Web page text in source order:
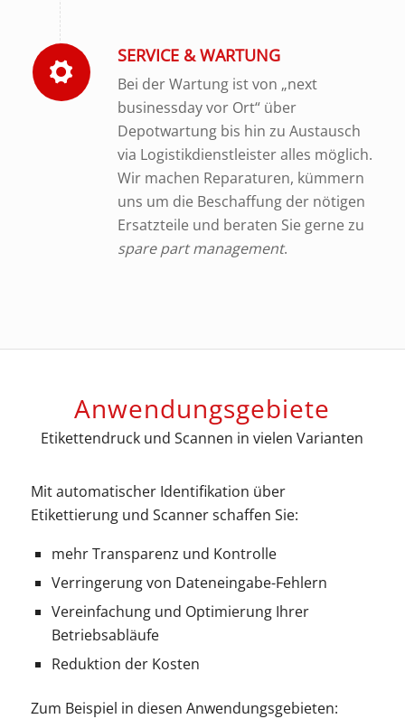
SERVICE & WARTUNG
Bei der Wartung ist von „next
businessday vor Ort“ über
Depotwartung bis hin zu Austausch
via Logistikdienstleister alles möglich.
Wir machen Reparaturen, kümmern
uns um die Beschaffung der nötigen
Ersatzteile und beraten Sie gerne zu
spare part management.
Anwendungsgebiete
Etikettendruck und Scannen in vielen Varianten
Mit automatischer Identifikation über
Etikettierung und Scanner schaffen Sie:
mehr Transparenz und Kontrolle
Verringerung von Dateneingabe-Fehlern
Vereinfachung und Optimierung Ihrer
Betriebsabläufe
Reduktion der Kosten
Zum Beispiel in diesen Anwendungsgebieten: